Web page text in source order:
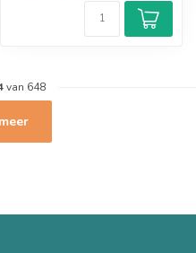
van 648